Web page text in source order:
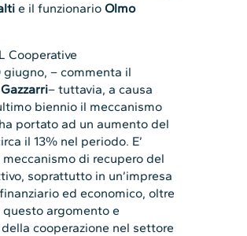
e il funzionarioOlmo
Cooperative
– commenta il
– tuttavia, a causa
biennio il meccanismo
portato ad un aumento del
il 13% nel periodo. E’
di recupero del
soprattutto in un’impresa
ed economico, oltre
argomento e
cooperazione nel settore